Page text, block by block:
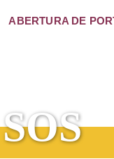
ABERTURA DE